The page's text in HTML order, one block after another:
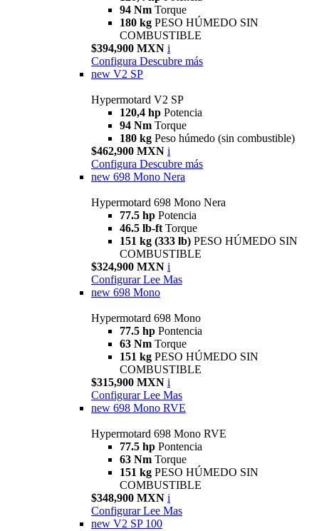
94 Nm Torque
180 kg PESO HÚMEDO SIN
COMBUSTIBLE
$394,900 MXN i
Configura Descubre más
new V2 SP
Hypermotard V2 SP
120,4 hp Potencia
94 Nm Torque
180 kg Peso húmedo (sin combustible)
$462,900 MXN i
Configura Descubre más
new 698 Mono Nera
Hypermotard 698 Mono Nera
77.5 hp Potencia
46.5 lb-ft Torque
151 kg (333 lb) PESO HÚMEDO SIN
COMBUSTIBLE
$324,900 MXN i
Configurar Lee Mas
new 698 Mono
Hypermotard 698 Mono
77.5 hp Pontencia
63 Nm Torque
151 kg PESO HÚMEDO SIN
COMBUSTIBLE
$315,900 MXN i
Configurar Lee Mas
new 698 Mono RVE
Hypermotard 698 Mono RVE
77.5 hp Pontencia
63 Nm Torque
151 kg PESO HÚMEDO SIN
COMBUSTIBLE
$348,900 MXN i
Configurar Lee Mas
new V2 SP 100